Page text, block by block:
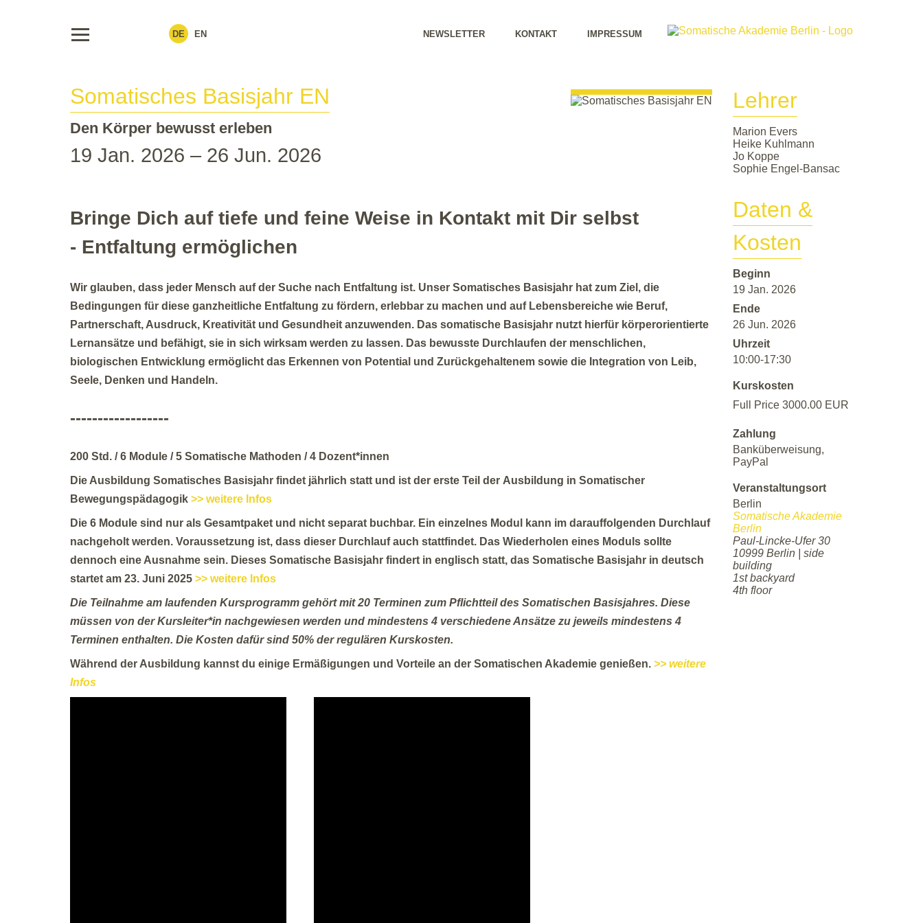
DE EN NEWSLETTER KONTAKT IMPRESSUM
Somatisches Basisjahr EN
Den Körper bewusst erleben
19 Jan. 2026 – 26 Jun. 2026
Bringe Dich auf tiefe und feine Weise in Kontakt mit Dir selbst
- Entfaltung ermöglichen
Wir glauben, dass jeder Mensch auf der Suche nach Entfaltung ist. Unser Somatisches Basisjahr hat zum Ziel, die
Bedingungen für diese ganzheitliche Entfaltung zu fördern, erlebbar zu machen und auf Lebensbereiche wie Beruf,
Partnerschaft, Ausdruck, Kreativität und Gesundheit anzuwenden. Das somatische Basisjahr nutzt hierfür körperorientierte
Lernansätze und befähigt, sie in sich wirksam werden zu lassen. Das bewusste Durchlaufen der menschlichen,
biologischen Entwicklung ermöglicht das Erkennen von Potential und Zurückgehaltenem sowie die Integration von Leib,
Seele, Denken und Handeln.
------------------
200 Std. / 6 Module / 5 Somatische Mathoden / 4 Dozent*innen
Die Ausbildung Somatisches Basisjahr findet jährlich statt und ist der erste Teil der Ausbildung in Somatischer
Bewegungspädagogik >> weitere Infos
Die 6 Module sind nur als Gesamtpaket und nicht separat buchbar. Ein einzelnes Modul kann im darauffolgenden Durchlauf
nachgeholt werden. Voraussetzung ist, dass dieser Durchlauf auch stattfindet. Das Wiederholen eines Moduls sollte
dennoch eine Ausnahme sein. Dieses Somatische Basisjahr findert in englisch statt, das Somatische Basisjahr in deutsch
startet am 23. Juni 2025 >> weitere Infos
Die Teilnahme am laufenden Kursprogramm gehört mit 20 Terminen zum Pflichtteil des Somatischen Basisjahres. Diese
müssen von der Kursleiter*in nachgewiesen werden und mindestens 4 verschiedene Ansätze zu jeweils mindestens 4
Terminen enthalten. Die Kosten dafür sind 50% der regulären Kurskosten.
Während der Ausbildung kannst du einige Ermäßigungen und Vorteile an der Somatischen Akademie genießen. >> weitere
Infos
Lehrer
Marion Evers
Heike Kuhlmann
Jo Koppe
Sophie Engel-Bansac
Daten &
Kosten
Beginn
19 Jan. 2026
Ende
26 Jun. 2026
Uhrzeit
10:00-17:30
Kurskosten
Full Price 3000.00 EUR
Zahlung
Banküberweisung,
PayPal
Veranstaltungsort
Berlin
Somatische Akademie
Berlin
Paul-Lincke-Ufer 30
10999 Berlin | side
building
1st backyard
4th floor